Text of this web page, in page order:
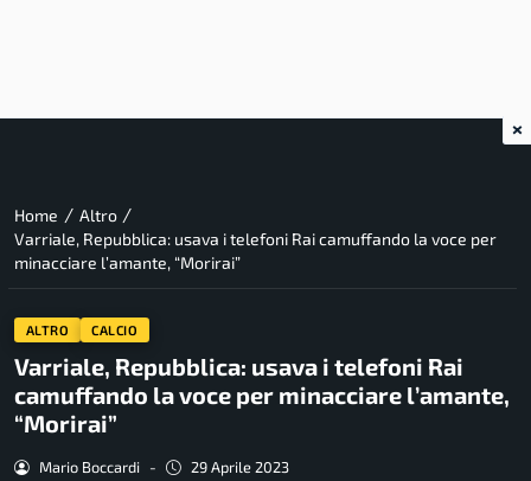
Home / Altro /
Varriale, Repubblica: usava i telefoni Rai camuffando la voce per
minacciare l’amante, “Morirai”
ALTRO CALCIO
Varriale, Repubblica: usava i telefoni Rai
camuffando la voce per minacciare l’amante,
“Morirai”
Mario Boccardi - 29 Aprile 2023
×